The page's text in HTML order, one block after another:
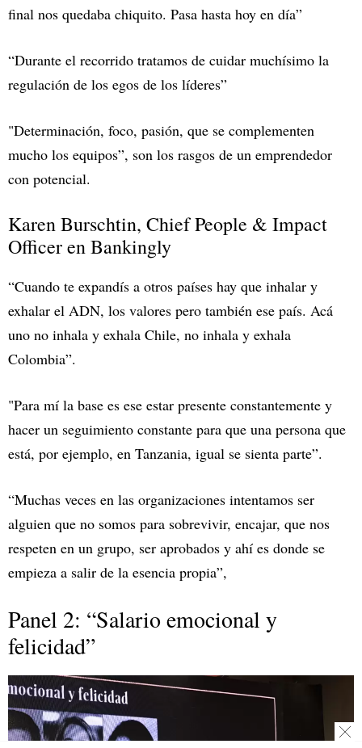
final nos quedaba chiquito. Pasa hasta hoy en día”
“Durante el recorrido tratamos de cuidar muchísimo la
regulación de los egos de los líderes”
"Determinación, foco, pasión, que se complementen
mucho los equipos”, son los rasgos de un emprendedor
con potencial.
Karen Burschtin, Chief People & Impact
Officer en Bankingly
“Cuando te expandís a otros países hay que inhalar y
exhalar el ADN, los valores pero también ese país. Acá
uno no inhala y exhala Chile, no inhala y exhala
Colombia”.
"Para mí la base es ese estar presente constantemente y
hacer un seguimiento constante para que una persona que
está, por ejemplo, en Tanzania, igual se sienta parte”.
“Muchas veces en las organizaciones intentamos ser
alguien que no somos para sobrevivir, encajar, que nos
respeten en un grupo, ser aprobados y ahí es donde se
empieza a salir de la esencia propia”,
Panel 2: “Salario emocional y
felicidad”